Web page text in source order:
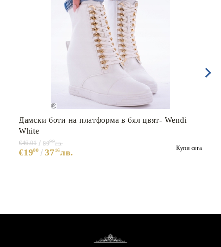
Дамски боти на платформа в бял цвят- Wendi
White
€1900 3716лв.
€46.01 8999лв.
Купи сега